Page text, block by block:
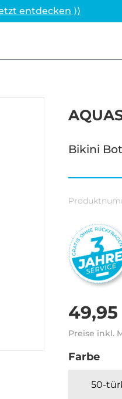
entdecken ⟩⟩
Bikini
Preise inkl.
Farbe
50-